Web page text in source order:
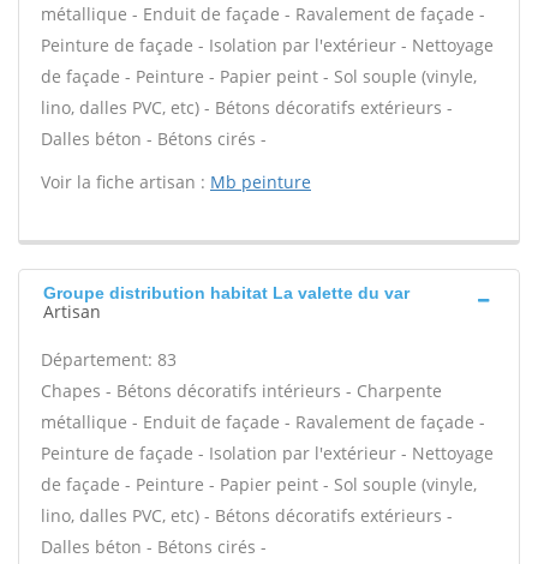
métallique - Enduit de façade - Ravalement de façade -
Peinture de façade - Isolation par l'extérieur - Nettoyage
de façade - Peinture - Papier peint - Sol souple (vinyle,
lino, dalles PVC, etc) - Bétons décoratifs extérieurs -
Dalles béton - Bétons cirés -
Voir la fiche artisan : Mb peinture
Groupe distribution habitat La valette du var
Artisan
Département: 83
Chapes - Bétons décoratifs intérieurs - Charpente
métallique - Enduit de façade - Ravalement de façade -
Peinture de façade - Isolation par l'extérieur - Nettoyage
de façade - Peinture - Papier peint - Sol souple (vinyle,
lino, dalles PVC, etc) - Bétons décoratifs extérieurs -
Dalles béton - Bétons cirés -